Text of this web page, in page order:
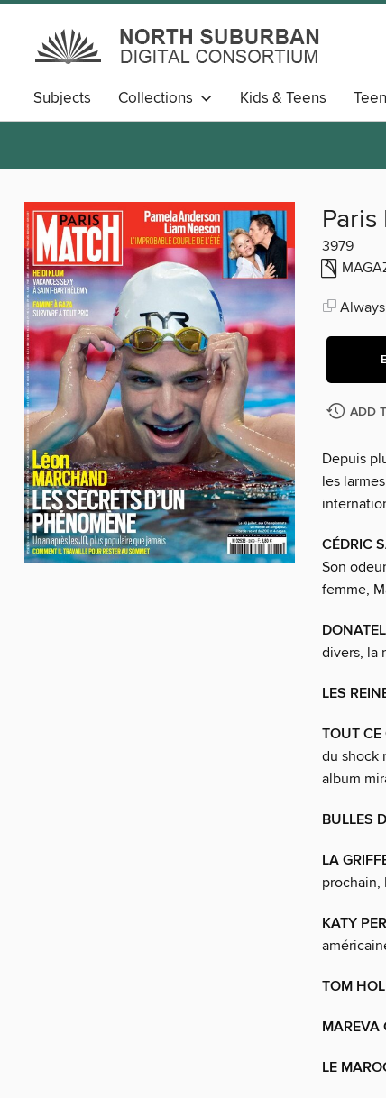
Subjects Collections Kids & Teens
Paris
3979
ADD
Depuis
les
CÉDRIC
Son
femme,
divers, la
LES
TOUT CE
du shock
album
BULLES
LA
prochain,
KATY
TOM
MAREVA
LE